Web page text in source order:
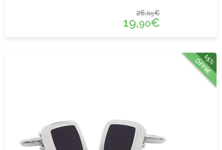
26,05€
19,90€
15%
OFFRE